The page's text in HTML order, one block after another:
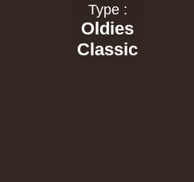
Type :
Oldies
Classic